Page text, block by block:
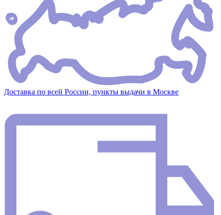
Доставка по всей России, пункты выдачи в Москве